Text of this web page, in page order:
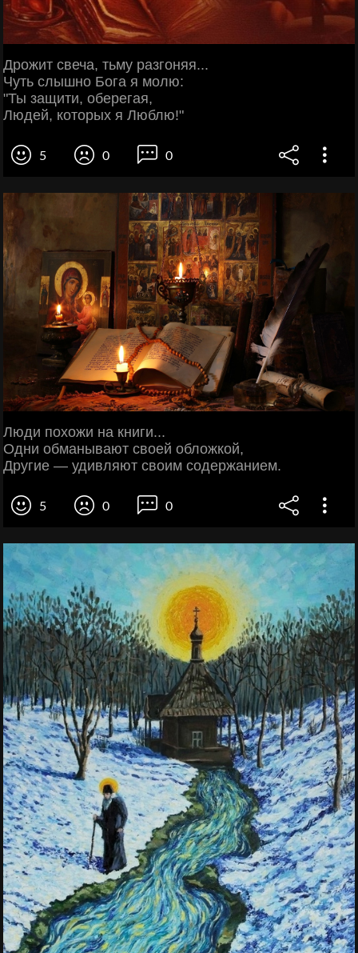
Дрожит свеча, тьму разгоняя...
Чуть слышно Бога я молю:
"Ты защити, оберегая,
Людей, которых я Люблю!"
5 0 0
Люди похожи на книги...
Одни обманывают своей обложкой,
Другие — удивляют своим содержанием.
5 0 0